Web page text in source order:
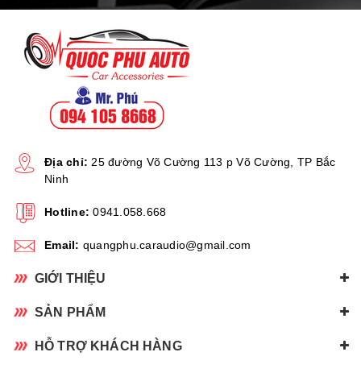
Địa chỉ: 25 đường Võ Cường 113 p Võ Cường, TP Bắc
Ninh
Hotline: 0941.058.668
Email: quangphu.caraudio@gmail.com
GIỚI THIỆU
SẢN PHẨM
HỖ TRỢ KHÁCH HÀNG